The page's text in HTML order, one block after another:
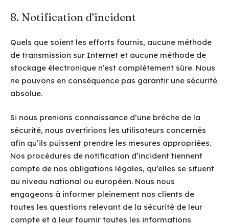
8. Notification d’incident
Quels que soient les efforts fournis, aucune méthode
de transmission sur Internet et aucune méthode de
stockage électronique n’est complètement sûre. Nous
ne pouvons en conséquence pas garantir une sécurité
absolue.
Si nous prenions connaissance d’une brèche de la
sécurité, nous avertirions les utilisateurs concernés
afin qu’ils puissent prendre les mesures appropriées.
Nos procédures de notification d’incident tiennent
compte de nos obligations légales, qu’elles se situent
au niveau national ou européen. Nous nous
engageons à informer pleinement nos clients de
toutes les questions relevant de la sécurité de leur
compte et à leur fournir toutes les informations